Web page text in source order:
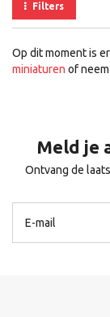
Filters
Op dit moment is
miniaturen of neem
Meld je
Ontvang de